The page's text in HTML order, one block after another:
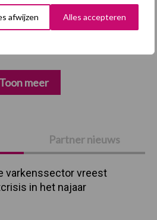
afwijzen Alles accepteren
Partner nieuws
varkenssector vreest
in het najaar
Brachyspira
Toon meer